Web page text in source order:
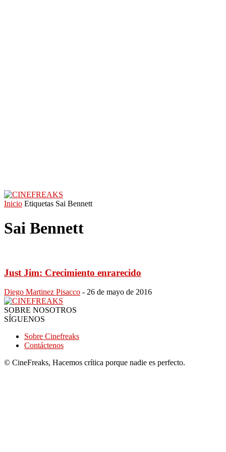
Inicio Etiquetas Sai Bennett
Sai Bennett
Just Jim: Crecimiento enrarecido
Diego Martinez Pisacco - 26 de mayo de 2016
SOBRE NOSOTROS
SÍGUENOS
Sobre Cinefreaks
Contáctenos
© CineFreaks, Hacemos crítica porque nadie es perfecto.